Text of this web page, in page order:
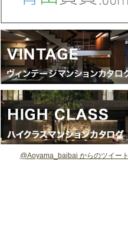
@Aoyama_baibai からのツイート